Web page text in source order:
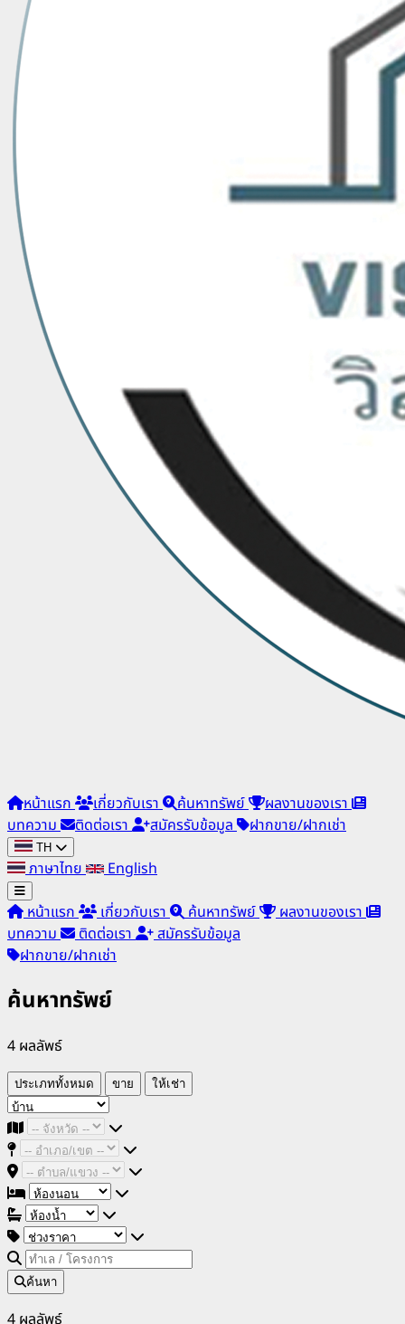
หน้าแรก เกี่ยวกับเรา ค้นหาทรัพย์
ผลงานของเรา
บทความ
ติดต่อเรา สมัครรับข้อมูล ฝากขาย/ฝากเช่า
TH
ภาษาไทย
English
หน้าแรก
เกี่ยวกับเรา ค้นหาทรัพย์
ผลงานของเรา
บทความ
ติดต่อเรา
สมัครรับข้อมูล
ฝากขาย/ฝากเช่า
ค้นหาทรัพย์
4 ผลลัพธ์
ประเภททั้งหมด ขาย ให้เช่า
ค้นหา
4 ผลลัพธ์